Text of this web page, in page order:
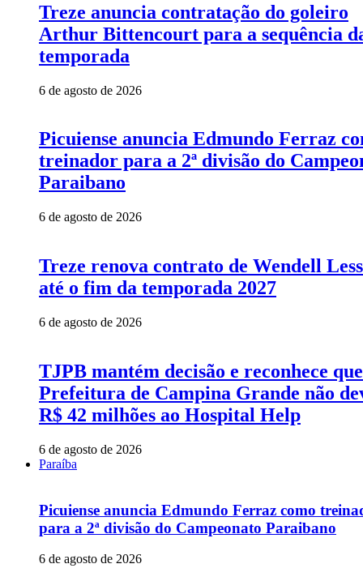
Treze anuncia contratação do goleiro
Arthur Bittencourt para a sequência
temporada
6 de agosto de 2026
Picuiense anuncia Edmundo Ferraz
treinador para a 2ª divisão do
Paraibano
6 de agosto de 2026
Treze renova contrato de Wendell
até o fim da temporada 2027
6 de agosto de 2026
TJPB mantém decisão e reconhece que
Prefeitura de Campina Grande não
R$ 42 milhões ao Hospital Help
6 de agosto de 2026
Paraíba
Picuiense anuncia Edmundo Ferraz como
para a 2ª divisão do Campeonato Paraibano
6 de agosto de 2026